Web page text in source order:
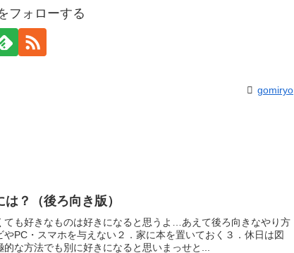
フォローする
gomiryo
？（後ろ向き版）
ても好きなものは好きになると思うよ…あえて後ろ向きなやり方
PC・スマホを与えない２．家に本を置いておく３．休日は図
な方法でも別に好きになると思いまっせと...